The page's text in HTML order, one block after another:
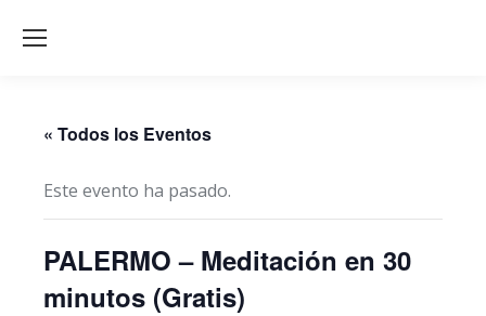
« Todos los Eventos
Este evento ha pasado.
PALERMO – Meditación en 30
minutos (Gratis)